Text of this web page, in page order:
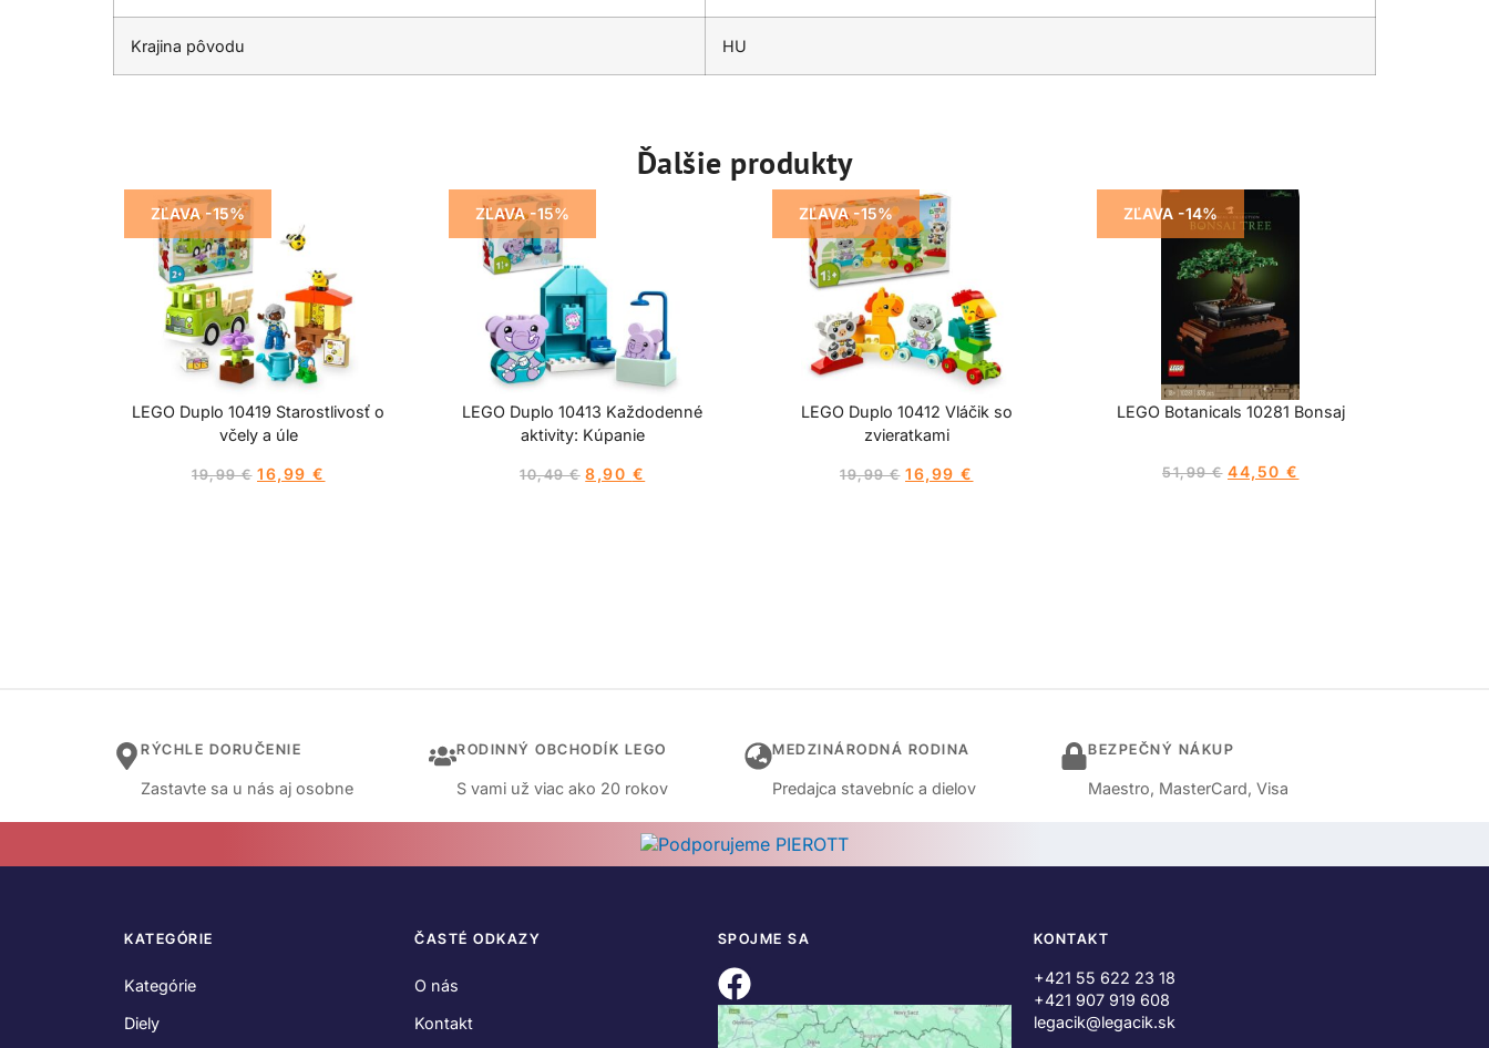
Krajina pôvodu HU
Ďalšie produkty
ZĽAVA -15%
LEGO Duplo 10419 Starostlivosť o
včely a úle
19,99€ 16,99 €
ZĽAVA -15%
LEGO Duplo 10413 Každodenné
aktivity: Kúpanie
10,49€ 8,90 €
ZĽAVA -15%
LEGO Duplo 10412 Vláčik so
zvieratkami
19,99€ 16,99 €
ZĽAVA -14%
LEGO Botanicals 10281 Bonsaj
51,99€ 44,50 €
RÝCHLE DORUČENIE
Zastavte sa u nás aj osobne
RODINNÝ OBCHODÍK LEGO
S vami už viac ako 20 rokov
MEDZINÁRODNÁ RODINA
Predajca stavebníc a dielov
BEZPEČNÝ NÁKUP
Maestro, MasterCard, Visa
KATEGÓRIE
Kategórie
Diely
ČASTÉ ODKAZY
O nás
Kontakt
SPOJME SA KONTAKT
+421 55 622 23 18
+421 907 919 608
legacik@legacik.sk